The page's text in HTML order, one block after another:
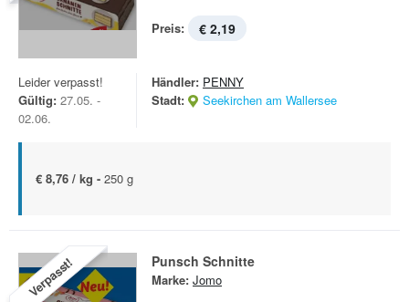
Preis: € 2,19
Leider verpasst!
Gültig: 27.05. -
02.06.
Händler: PENNY
Stadt:
Seekirchen am Wallersee
€ 8,76 / kg - 250 g
Verpasst! Punsch Schnitte
Marke: Jomo